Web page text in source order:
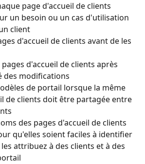
page d'accueil de clients
un besoin ou un cas d'utilisation
client
d'accueil de clients avant de les
pages d'accueil de clients après
des modifications
de portail lorsque la même
de clients doit être partagée entre
des pages d'accueil de clients
qu'elles soient faciles à identifier
attribuez à des clients et à des